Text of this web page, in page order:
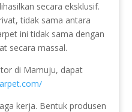
secara eksklusif.
tidak sama antara
ini tidak sama dengan
secara massal.
di Mamuju, dapat
kerja. Bentuk produsen